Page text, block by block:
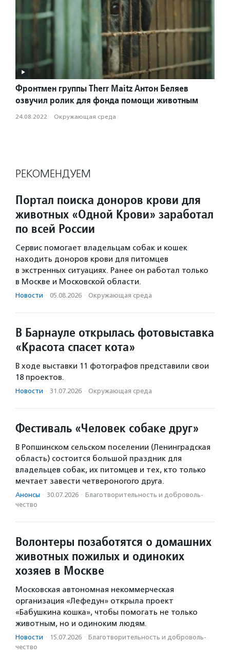
Фронтмен группы Therr Maitz Антон Беляев
озвучил ролик для фонда помощи животным
24.08.2022 · Окружающая среда
РЕКОМЕНДУЕМ
Портал поиска доноров крови для
животных «Одной Крови» заработал
по всей России
Сервис помогает владельцам собак и кошек
находить доноров крови для питомцев
в экстренных ситуациях. Ранее он работал только
в Москве и Московской области.
Новости · 05.08.2026 · Окружающая среда
В Барнауле открылась фотовыставка
«Красота спасет кота»
В ходе выставки 11 фотографов представили свои
18 проектов.
Новости · 31.07.2026 · Окружающая среда
Фестиваль «Человек собаке друг»
В Ропшинском сельском поселении (Ленинградская
область) состоится большой праздник для
владельцев собак, их питомцев и тех, кто только
мечтает завести четвероногого друга.
Анонсы · 30.07.2026 · Благотвори­тель­ность и доброволь­
чест­во
Волонтеры позаботятся о домашних
животных пожилых и одиноких
хозяев в Москве
Московская автономная некоммерческая
организация «Лефедун» открыла проект
«Бабушкина кошка», чтобы помогать не только
животным, но и одиноким людям.
Новости · 15.07.2026 · Благотвори­тель­ность и доброволь­
чест­во